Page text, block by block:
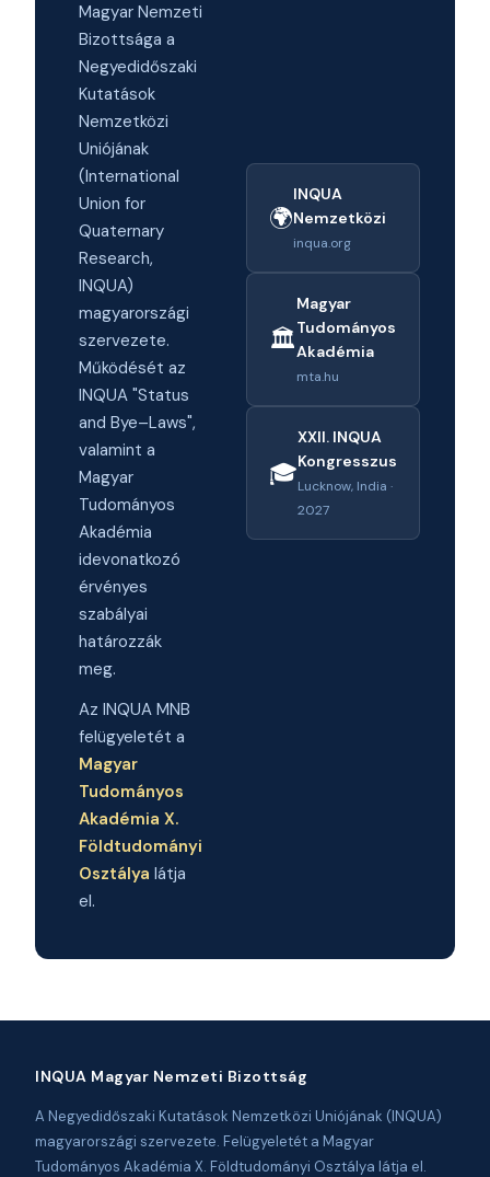
Magyar Nemzeti
Bizottsága a
Negyedidőszaki
Kutatások
Nemzetközi
Uniójának
(International
Union for
Quaternary
Research,
INQUA)
magyarországi
szervezete.
Működését az
INQUA "Status
and Bye–Laws",
valamint a
Magyar
Tudományos
Akadémia
idevonatkozó
érvényes
szabályai
határozzák
meg.
Az INQUA MNB
felügyeletét a
Magyar
Tudományos
Akadémia X.
Földtudományi
Osztálya látja
el.
🌍
INQUA
Nemzetközi
inqua.org
🏛️
Magyar
Tudományos
Akadémia
mta.hu
🎓
XXII. INQUA
Kongresszus
Lucknow, India ·
2027
INQUA Magyar Nemzeti Bizottság
A Negyedidőszaki Kutatások Nemzetközi Uniójának (INQUA)
magyarországi szervezete. Felügyeletét a Magyar
Tudományos Akadémia X. Földtudományi Osztálya látja el.